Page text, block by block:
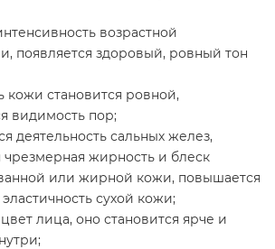
возрастной
появляется здоровый, ровный тон
кожи становится ровной,
видимость пор;
деятельность сальных желез,
чрезмерная жирность и блеск
или жирной кожи, повышается
сухой кожи;
лица, оно становится ярче и